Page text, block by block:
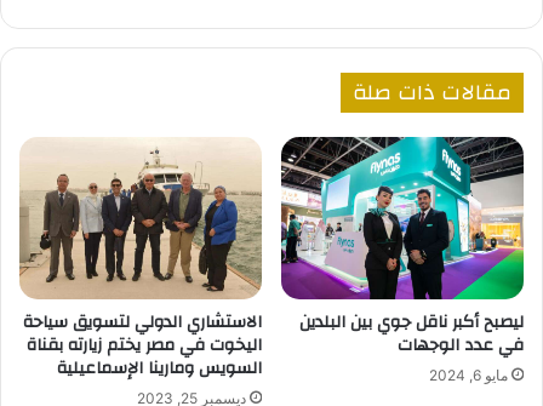
مقالات ذات صلة
ليصبح أكبر ناقل جوي بين البلدين
في عدد الوجهات
مايو 6, 2024
الاستشاري الدولي لتسويق سياحة
اليخوت في مصر يختم زيارته بقناة
السويس ومارينا الإسماعيلية
ديسمبر 25, 2023